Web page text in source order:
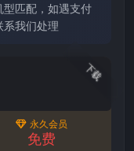
匹配，如遇支付
我们处理
下载
永久会员
免费